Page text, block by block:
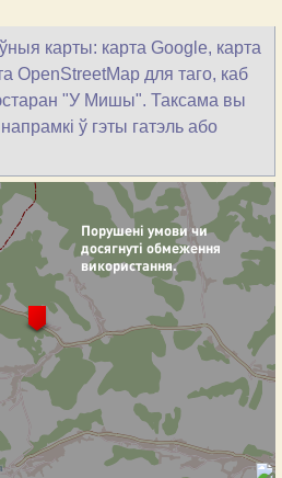
карты: карта Google, карта
OpenStreetMap для таго, каб
"У Мишы". Таксама вы
ў гэты гатэль або